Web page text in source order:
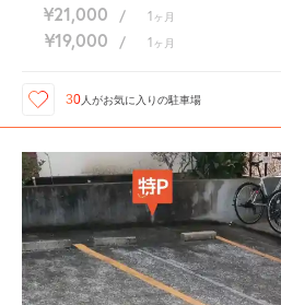
¥21,000 / 1 ヶ月
¥19,000 / 1 ヶ月
30 人がお気に入りの駐車場